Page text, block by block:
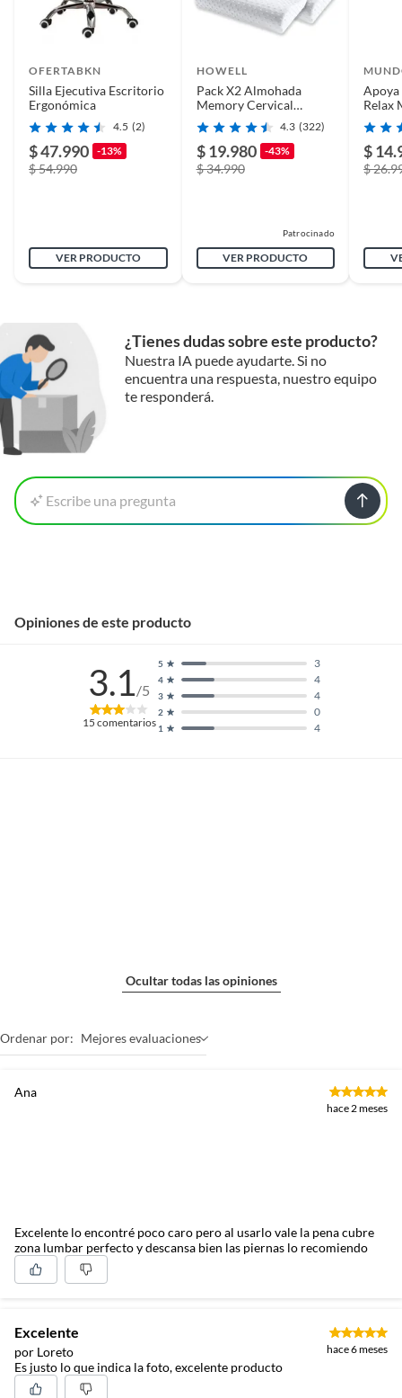
OFERTABKN
Silla Ejecutiva Escritorio
Ergonómica
4.5 (2)
$ 47.990 -13%
$ 54.990
VER PRODUCTO
HOWELL
Pack X2 Almohada
Memory Cervical
Ortopédica Con
Memoria.
4.3 (322)
$ 19.980 -43%
$ 34.990
Patrocinado
VER PRODUCTO
Apoya
Relax
6
$
$
¿Tienes dudas sobre este producto?
Nuestra IA puede ayudarte. Si no
encuentra una respuesta, nuestro equipo
te responderá.
Escribe una pregunta
Opiniones de este producto
3.1/5
15 comentarios 1 4
2 0
3 4
4 4
5 3
Ocultar todas las opiniones
Ordenar por: Mejores evaluaciones
Ana
hace 2 meses
Excelente lo encontré poco caro pero al usarlo vale la pena cubre
zona lumbar perfecto y descansa bien las piernas lo recomiendo
Excelente
por Loreto hace 6 meses
Es justo lo que indica la foto, excelente producto